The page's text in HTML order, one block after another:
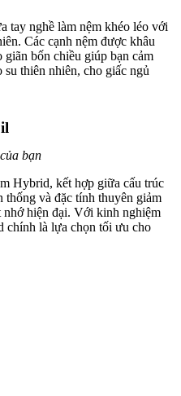
tay nghề làm nệm khéo léo với
Các cạnh nệm được khâu
bốn chiều giúp bạn cảm
su thiên nhiên, cho giấc ngủ
bạn
Hybrid, kết hợp giữa cấu trúc
thống và đặc tính thuyên giảm
nhớ hiện đại. Với kinh nghiệm
chính là lựa chọn tối ưu cho